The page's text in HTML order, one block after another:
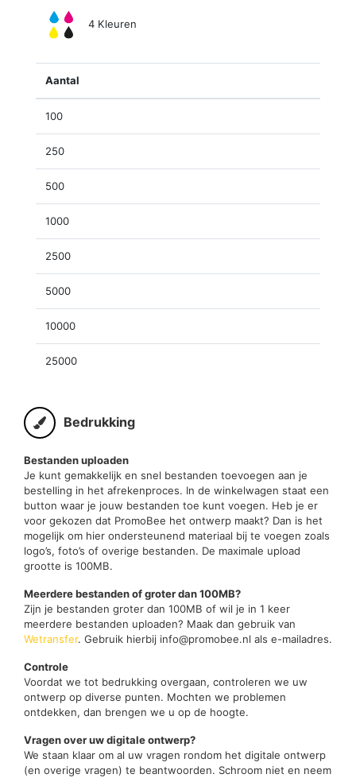
4 Kleuren
Aantal
100
250
500
1000
2500
5000
10000
25000
Bedrukking
Bestanden uploaden
Je kunt gemakkelijk en snel bestanden toevoegen aan je
bestelling in het afrekenproces. In de winkelwagen staat een
button waar je jouw bestanden toe kunt voegen. Heb je er
voor gekozen dat PromoBee het ontwerp maakt? Dan is het
mogelijk om hier ondersteunend materiaal bij te voegen zoals
logo’s, foto’s of overige bestanden. De maximale upload
grootte is 100MB.
Meerdere bestanden of groter dan 100MB?
Zijn je bestanden groter dan 100MB of wil je in 1 keer
meerdere bestanden uploaden? Maak dan gebruik van
Wetransfer. Gebruik hierbij info@promobee.nl als e-mailadres.
Controle
Voordat we tot bedrukking overgaan, controleren we uw
ontwerp op diverse punten. Mochten we problemen
ontdekken, dan brengen we u op de hoogte.
Vragen over uw digitale ontwerp?
We staan klaar om al uw vragen rondom het digitale ontwerp
(en overige vragen) te beantwoorden. Schroom niet en neem